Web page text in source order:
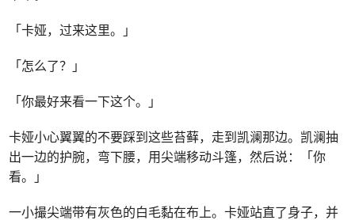
「卡娅，过来这里。」
「怎么了？」
「你最好来看一下这个。」
卡娅小心翼翼的不要踩到这些苔藓，走到凯澜那边。凯澜抽
出一边的护腕，弯下腰，用尖端移动斗篷，然后说：「你
看。」
一小撮尖端带有灰色的白毛黏在布上。卡娅站直了身子，并